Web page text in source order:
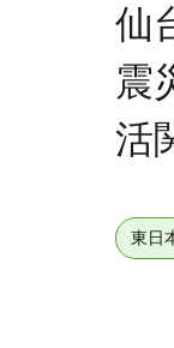
仙
震
活
東日